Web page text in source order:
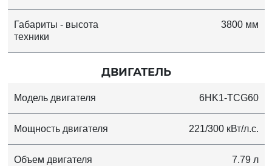
Габариты - высота
техники
3800 мм
ДВИГАТЕЛЬ
Модель двигателя 6HK1-TCG60
Мощность двигателя 221/300 кВт/л.с.
Объем двигателя 7.79 л